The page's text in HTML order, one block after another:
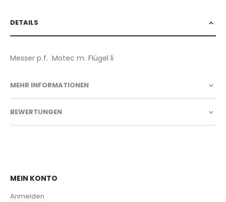
DETAILS
Messer p.f. Motec m. Flügel li
MEHR INFORMATIONEN
BEWERTUNGEN
MEIN KONTO
Anmelden